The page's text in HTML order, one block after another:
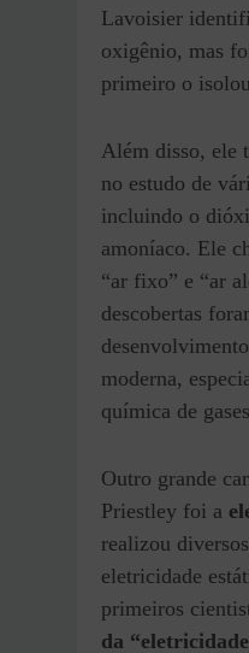
Lavoisier
oxigênio, mas
primeiro o
Além disso, ele
no estudo de
incluindo o
amoníaco. Ele
“ar fixo” e “ar
descobertas
moderna,
química de
Outro grande
Priestley foi a
realizou
eletricidade
primeiros
da